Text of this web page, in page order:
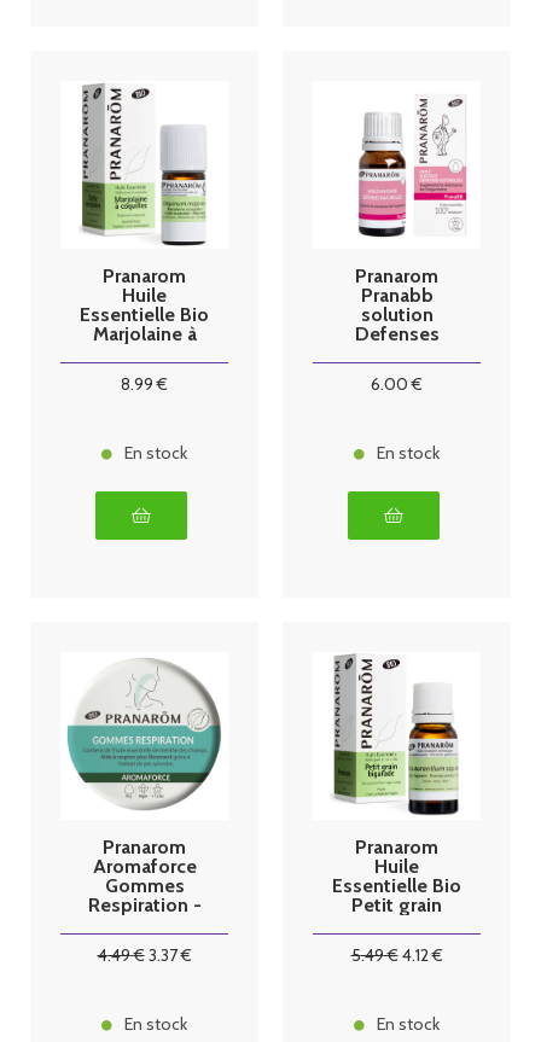
Pranarom
Huile
Essentielle Bio
Marjolaine à
8.99 €
En stock
Pranarom
Pranabb
solution
Defenses
6.00 €
En stock
Pranarom
Aromaforce
Gommes
Respiration -
4.49€3.37€
En stock
Pranarom
Huile
Essentielle Bio
Petit grain
5.49€4.12€
En stock